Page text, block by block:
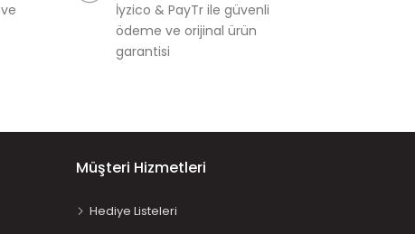
İyzico & PayTr ile güvenli
ödeme ve orijinal ürün
garantisi
Müşteri Hizmetleri
Hediye Listeleri